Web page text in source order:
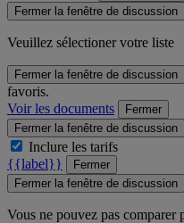
Fermer la fenêtre de discussion
Veuillez sélectioner votre liste
Fermer la fenêtre de discussion
favoris.
Voir les documents
Fermer
Fermer la fenêtre de discussion
Inclure les tarifs
{{label}}
Fermer
Fermer la fenêtre de discussion
Vous ne pouvez pas comparer